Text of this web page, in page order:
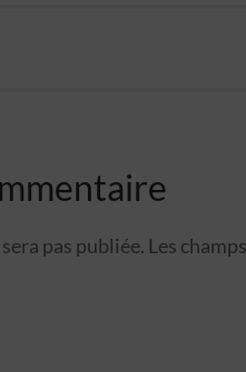
pas publiée. Les